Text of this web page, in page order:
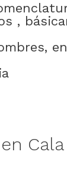
,
,
en